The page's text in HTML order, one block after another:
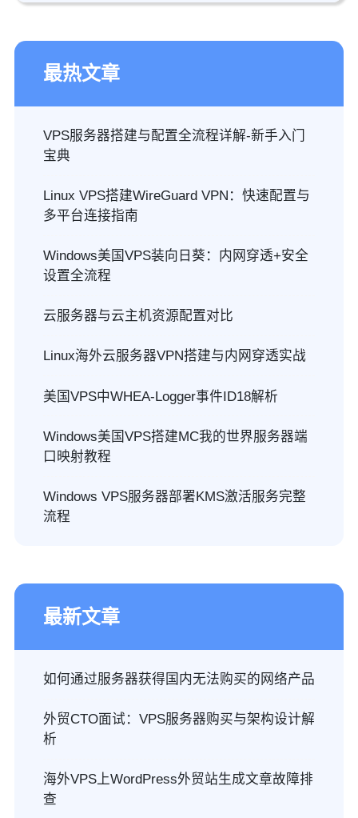
最热文章
VPS服务器搭建与配置全流程详解-新手入门
宝典
Linux VPS搭建WireGuard VPN：快速配置与
多平台连接指南
Windows美国VPS装向日葵：内网穿透+安全
设置全流程
云服务器与云主机资源配置对比
Linux海外云服务器VPN搭建与内网穿透实战
美国VPS中WHEA-Logger事件ID18解析
Windows美国VPS搭建MC我的世界服务器端
口映射教程
Windows VPS服务器部署KMS激活服务完整
流程
最新文章
如何通过服务器获得国内无法购买的网络产品
外贸CTO面试：VPS服务器购买与架构设计解
析
海外VPS上WordPress外贸站生成文章故障排
查